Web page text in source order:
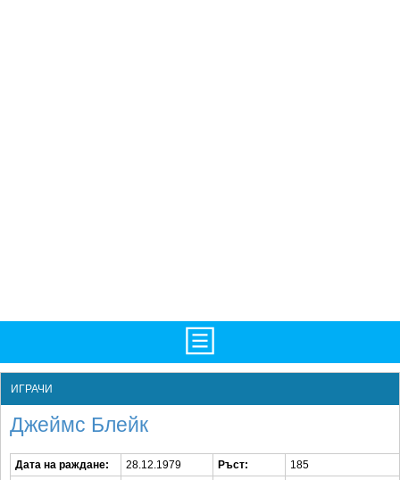
ATP
Топ 10
ИГРАЧИ
Джеймс Блейк
Дата на раждане: 28.12.1979 Ръст:
185